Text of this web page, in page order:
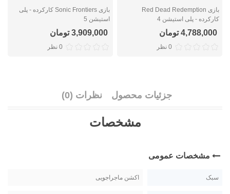
بازی Red Dead Redemption
کارکرده - پلی استیشن 4
4,788,000 تومان
0 نظر
بازی Sonic Frontiers کارکرده - پلی
استیشن 5
3,909,000 تومان
0 نظر
جزئیات محصول نظرات (0)
مشخصات
مشخصات عمومی
سبک اکشن ماجراجویی